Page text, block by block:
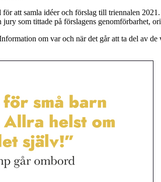
att samla idéer och förslag till triennalen
som tittade på förslagens genomförbarhet,
om var och när det går att ta del av